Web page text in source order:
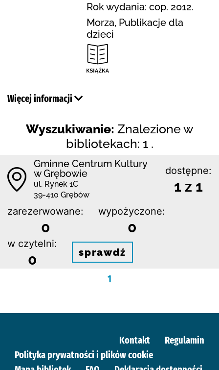
Rok wydania: cop. 2012.
Morza, Publikacje dla
dzieci
Więcej informacji
Wyszukiwanie: Znalezione w
bibliotekach: 1 .
Gminne Centrum Kultury
w Grębowie
ul. Rynek 1C
39-410 Grębów
dostępne:
1 z 1
zarezerwowane:
0
wypożyczone:
0
w czytelni:
0 sprawdź
1
Kontakt
Regulamin
Polityka prywatności i plików cookie